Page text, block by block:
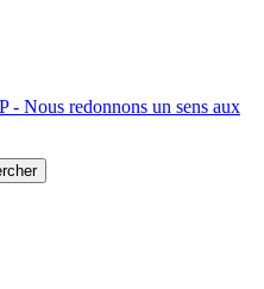
- Nous redonnons un sens aux